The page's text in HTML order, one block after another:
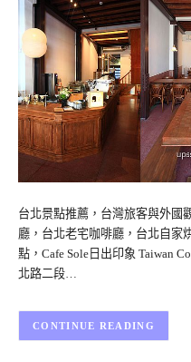
台北景點推薦，台灣旅客與外國
廳，台北老宅咖啡廳，台北自家
點，Cafe Sole日出印象 Taiwan
北路二段…
CONTINUE READING